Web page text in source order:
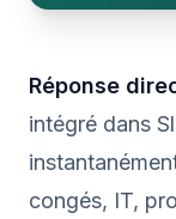
Réponse
intégré dans
congés, IT,